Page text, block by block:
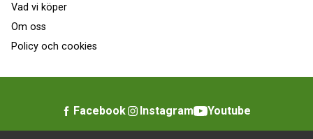
Vad vi köper
Om oss
Policy och cookies
Facebook Instagram Youtube